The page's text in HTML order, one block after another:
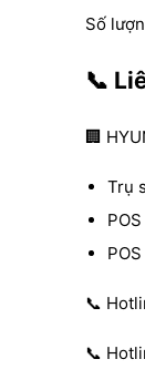
Số
📞
🏢
Trụ
📞
📞